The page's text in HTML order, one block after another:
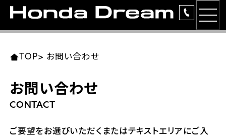
ラインアップ
安心のサービス
TOP> お問い合わせ
お問い合わせ
CONTACT
ご要望をお選びいただくまたはテキストエリアにご入
東北エリア 店舗一覧
岩手県
関東エリア 店舗一覧
東京都
中部エリア 店舗一覧
愛知県
近畿エリア 店舗一覧
大阪府
中国・四国エリア 店舗一覧
岡山県
九州エリア 店舗一覧
福岡県